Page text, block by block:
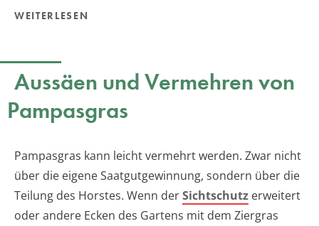
WEITERLESEN
Aussäen und Vermehren von
Pampasgras
Pampasgras kann leicht vermehrt werden. Zwar nicht
über die eigene Saatgutgewinnung, sondern über die
Teilung des Horstes. Wenn derSichtschutz erweitert
oder andere Ecken des Gartens mit dem Ziergras